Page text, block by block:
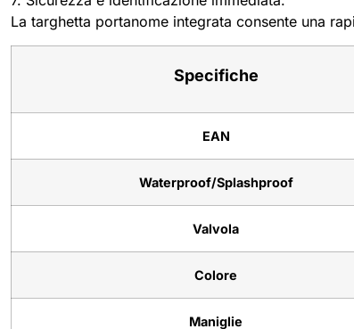
La targhetta portanome integrata consente una
Specifiche
EAN
Waterproof/Splashproof
Valvola
Colore
Maniglie